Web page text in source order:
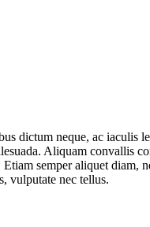
dictum neque, ac iaculis
Aliquam convallis
semper aliquet diam,
vulputate nec tellus.